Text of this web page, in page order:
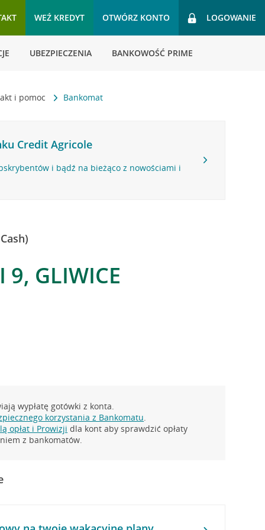
WEŹ KREDYT OTWÓRZ KONTO LOGOWANIE
UBEZPIECZENIA BANKOWOŚĆ PRIME
i pomoc Bankomat
Credit Agricole
i bądź na bieżąco z nowościami i
9, GLIWICE
wypłatę gotówki z konta.
korzystania z Bankomatu.
opłat i Prowizji dla kont aby sprawdzić opłaty
z bankomatów.